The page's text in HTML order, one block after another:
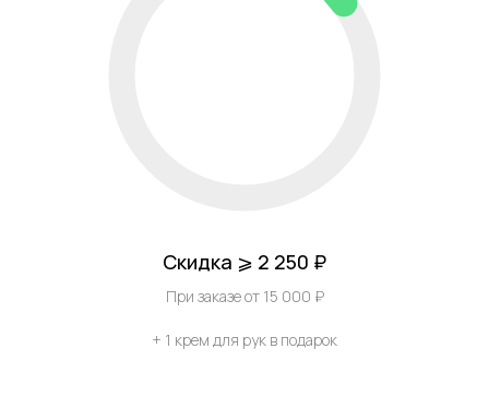
Скидка ⩾ 2 250 ₽
При заказе от 15 000 ₽
+ 1 крем для рук в подарок